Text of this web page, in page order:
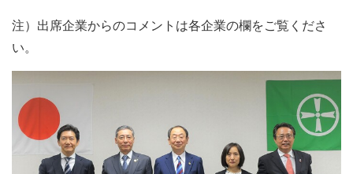
注）出席企業からのコメントは各企業の欄をご覧くださ
い。